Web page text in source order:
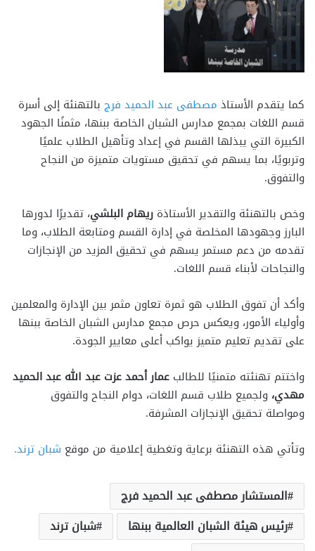
كما يتقدم الأستاذ مصطفى عبد الحميد فرج بالتهنئة إلى أسرة
قسم اللغات بمجمع مدارس الشبان الخاصة ببنها، مثمنًا الجهود
الكبيرة التي يبذلها القسم في إعداد وتأهيل الطلاب علميًا
وتربويًا، بما يسهم في تحقيق مستويات متميزة من النجاح
والتفوق.
وخص بالتهنئة والتقدير الأستاذة ريهام البلشي، تقديرًا لدورها
البارز وجهودها المخلصة في إدارة القسم ومتابعة الطلاب، وما
تقدمه من دعم مستمر يسهم في تحقيق المزيد من الإنجازات
والنجاحات لأبناء قسم اللغات.
وأكد أن تفوق الطلاب هو ثمرة تعاون مثمر بين الإدارة والمعلمين
وأولياء الأمور، ويعكس حرص مجمع مدارس الشبان الخاصة ببنها
على تقديم تعليم متميز يواكب أعلى معايير الجودة.
واختتم تهنئته متمنيًا للطالب عمار أحمد عزت عبد الله عبد الحميد
مهدي، ولجميع طلاب قسم اللغات، دوام النجاح والتفوق
ومواصلة تحقيق الإنجازات المشرفة.
وتأتي هذه التهنئة برعاية وتغطية إعلامية من موقع شبان ترند.
المستشار مصطفى عبد الحميد فرج
رئيس هيئة الشبان العالمية ببنها
شبان ترند